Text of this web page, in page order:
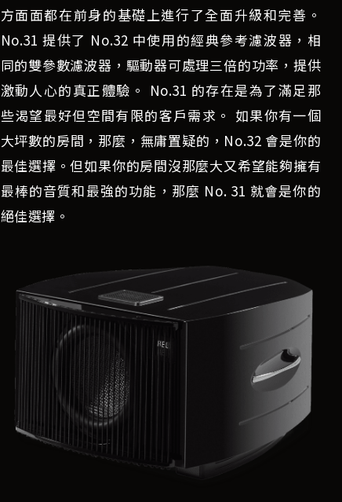
方面面都在前身的基礎上進行了全面升級和完善。
No.31 提供了 No.32 中使用的經典參考濾波器，相
同的雙參數濾波器，驅動器可處理三倍的功率，提供
激動人心的真正體驗。 No.31 的存在是為了滿足那
些渴望最好但空間有限的客戶需求。 如果你有一個
大坪數的房間，那麼，無庸置疑的，No.32 會是你的
最佳選擇。但如果你的房間沒那麼大又希望能夠擁有
最棒的音質和最強的功能，那麼 No. 31 就會是你的
絕佳選擇。